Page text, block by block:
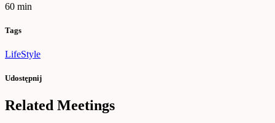
60 min
Tags
LifeStyle
Udostępnij
Related Meetings